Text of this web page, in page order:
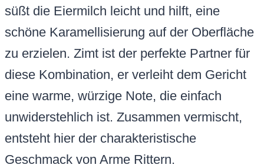
süßt die Eiermilch leicht und hilft, eine
schöne Karamellisierung auf der Oberfläche
zu erzielen. Zimt ist der perfekte Partner für
diese Kombination, er verleiht dem Gericht
eine warme, würzige Note, die einfach
unwiderstehlich ist. Zusammen vermischt,
entsteht hier der charakteristische
Geschmack von Arme Rittern.